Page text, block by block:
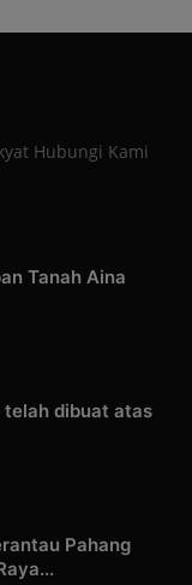
Hubungi Kami
Tanah Aina
telah dibuat atas
Pahang